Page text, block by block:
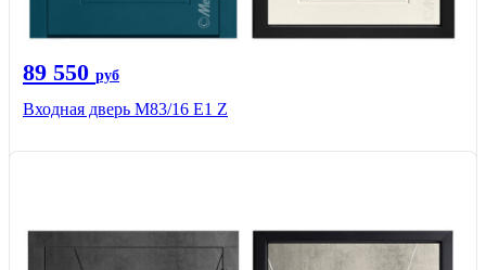
89 550 руб
Входная дверь M83/16 Е1 Z